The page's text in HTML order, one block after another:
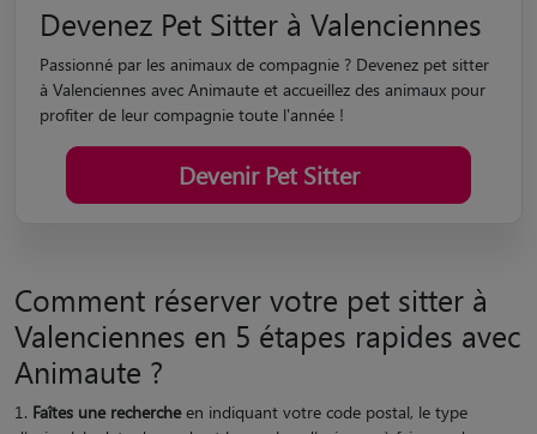
Devenez Pet Sitter à Valenciennes
Passionné par les animaux de compagnie ? Devenez pet sitter
à Valenciennes avec Animaute et accueillez des animaux pour
profiter de leur compagnie toute l'année !
Devenir Pet Sitter
Comment réserver votre pet sitter à
Valenciennes en 5 étapes rapides avec
Animaute ?
Faîtes une rechercheen indiquant votre code postal, le type